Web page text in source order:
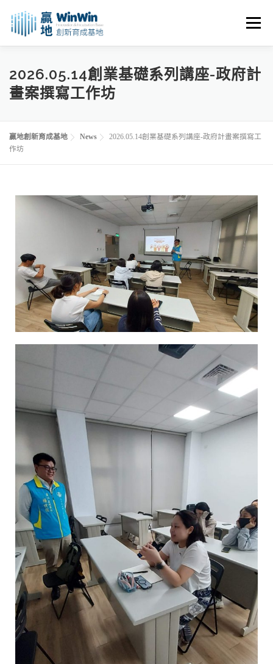
選單
關於我們 最新消息 創業資源 創業諮詢
2026.05.14創業基礎系列講座-政府計
畫案撰寫工作坊
贏地創新育成基地 News
2026.05.14創業基礎系列講座-政府計畫案撰寫工
作坊